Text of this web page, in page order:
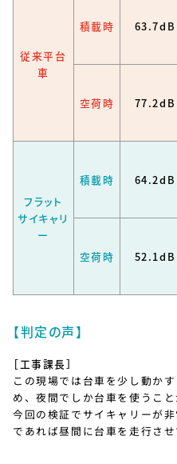
従来平台
車
積載時 63.7dB
空荷時 77.2dB
フラット
サイキャリ
ー
積載時 64.2dB
空荷時 52.1dB
【判定の声】
［工事課長］
この現場では台車を少し動か
め、夜間でしか台車を使うこ
今回の検証でサイキャリーが
であれば昼間に台車を走行さ